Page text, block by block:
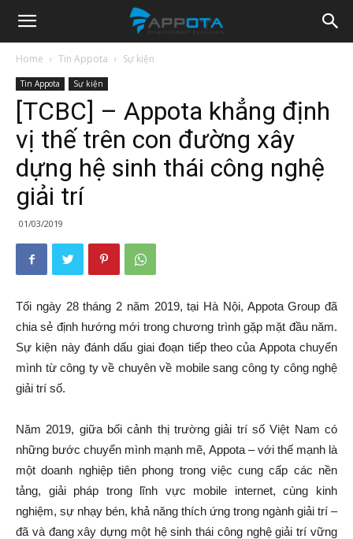
Appota
News
Home Tin Appota Sự kiện
Tin Appota Sự kiện
[TCBC] – Appota khẳng định
vị thế trên con đường xây
dựng hệ sinh thái công nghệ
giải trí
01/03/2019
Tối ngày 28 tháng 2 năm 2019, tại Hà Nội, Appota Group đã
chia sẻ định hướng mới trong chương trình gặp mặt đầu năm.
Sự kiện này đánh dấu giai đoạn tiếp theo của Appota chuyển
mình từ công ty về chuyên về mobile sang công ty công nghệ
giải trí số.
Năm 2019, giữa bối cảnh thị trường giải trí số Việt Nam có
những bước chuyển mình mạnh mẽ, Appota – với thế mạnh là
một doanh nghiệp tiên phong trong việc cung cấp các nền
tảng, giải pháp trong lĩnh vực mobile internet, cùng kinh
nghiệm, sự nhạy bén, khả năng thích ứng trong ngành giải trí –
đã và đang xây dựng một hệ sinh thái công nghệ giải trí vững